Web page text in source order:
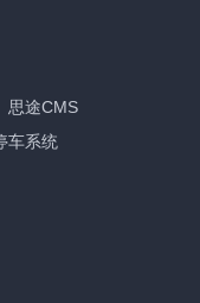
思途CMS
车系统